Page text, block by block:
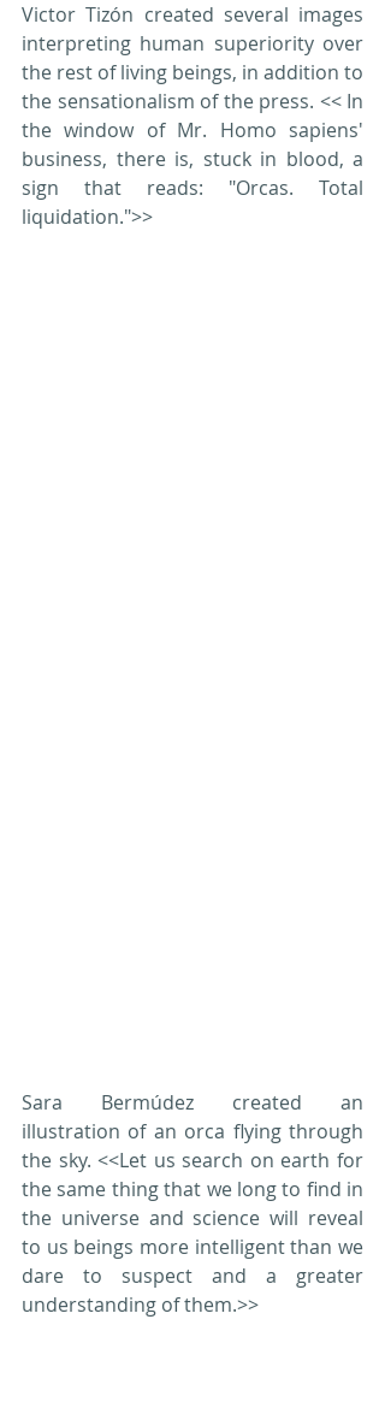
Victor Tizón created several images
interpreting human superiority over
the rest of living beings, in addition to
the sensationalism of the press. << In
the window of Mr. Homo sapiens'
business, there is, stuck in blood, a
sign that reads: "Orcas. Total
liquidation.">>
Sara Bermúdez created an
illustration of an orca flying through
the sky. <<Let us search on earth for
the same thing that we long to find in
the universe and science will reveal
to us beings more intelligent than we
dare to suspect and a greater
understanding of them.>>